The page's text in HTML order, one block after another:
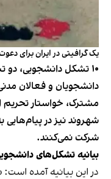
یک گرافیتی در ایران برای
۱۰ تشکل دانشجویی،
دانشجویان و فعالان
مشترک، خواستار
شهروند نیز در پیام‌هایی
شرکت نمی‌کنند.
بیانیه تشکل‌های
در این بیانیهآمده است: